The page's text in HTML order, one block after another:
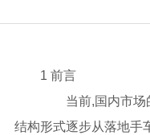
1 前言
当前,国内市场
结构形式逐步从落地手